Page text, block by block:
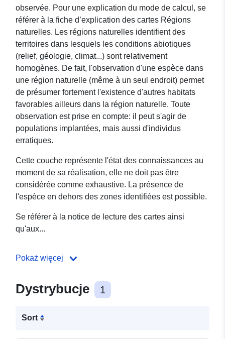
observée. Pour une explication du mode de calcul, se
référer à la fiche d’explication des cartes Régions
naturelles. Les régions naturelles identifient des
territoires dans lesquels les conditions abiotiques
(relief, géologie, climat...) sont relativement
homogènes. De fait, l'observation d'une espèce dans
une région naturelle (même à un seul endroit) permet
de présumer fortement l'existence d'autres habitats
favorables ailleurs dans la région naturelle. Toute
observation est prise en compte: il peut s'agir de
populations implantées, mais aussi d'individus
erratiques.
Cette couche représente l'état des connaissances au
moment de sa réalisation, elle ne doit pas être
considérée comme exhaustive. La présence de
l'espèce en dehors des zones identifiées est possible.
Se référer à la notice de lecture des cartes ainsi
qu'aux...
Pokaż więcej
Dystrybucje 1
Sort